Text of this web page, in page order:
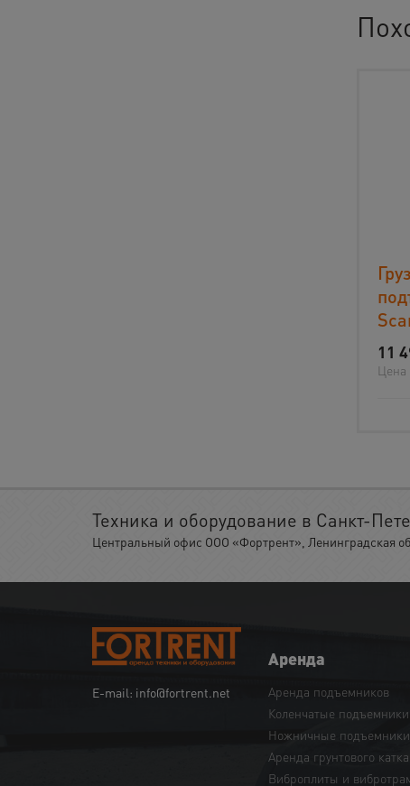
11
Цена
Техника и оборудование в Санкт-
Центральный офис ООО «Фортрент», Ленинградская
E-mail: info@fortrent.net
Аренда
Аренда подъемников
Коленчатые подъемники
Ножничные подъемники
Аренда грунтового катка
Виброплиты и